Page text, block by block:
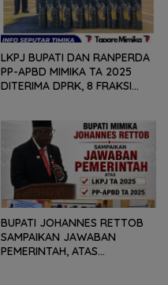
LKPJ BUPATI DAN RANPERDA
PP-APBD MIMIKA TA 2025
DITERIMA DPRK, 8 FRAKSI
KEPADA PEMERINTAH DAERAH
BUPATI JOHANNES RETTOB
SAMPAIKAN JAWABAN
PEMERINTAH, ATAS